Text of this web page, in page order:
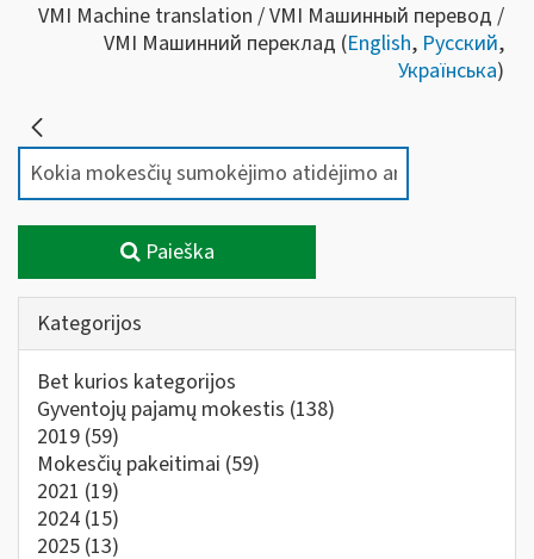
VMI Machine translation / VMI Машинный перевод /
VMI Машинний переклад (English, Русский,
Українська)
Paieška
Kategorijos
Bet kurios kategorijos
Gyventojų pajamų mokestis (138)
2019 (59)
Mokesčių pakeitimai (59)
2021 (19)
2024 (15)
2025 (13)